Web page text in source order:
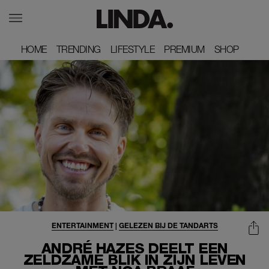
HOME
HOME TRENDING
TRENDING LIFESTYLE
LIFESTYLE PREMIUM
PREMIUM SHOP
SHOP
ANDRÉ HAZES DEELT EEN
ZELDZAME BLIK IN ZIJN LEVEN
ENTERTAINMENT| GELEZEN BIJ DE TANDARTS